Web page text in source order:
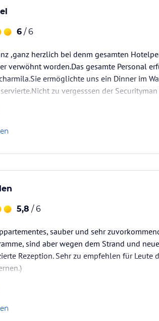
6 / 6
,ganz herzlich bei denm gesamten
verwöhnt worden.Das gesamte Personal
ermöglichte uns ein Dinner im
zu vergesssen der
5,8 / 6
sauber und sehr
sind aber wegen dem Strand und
Rezeption. Sehr zu empfehlen für